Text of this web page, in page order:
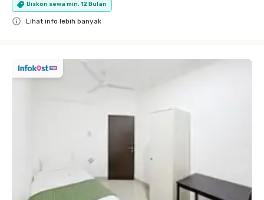
Diskon sewa min. 12 Bulan
Lihat info lebih banyak